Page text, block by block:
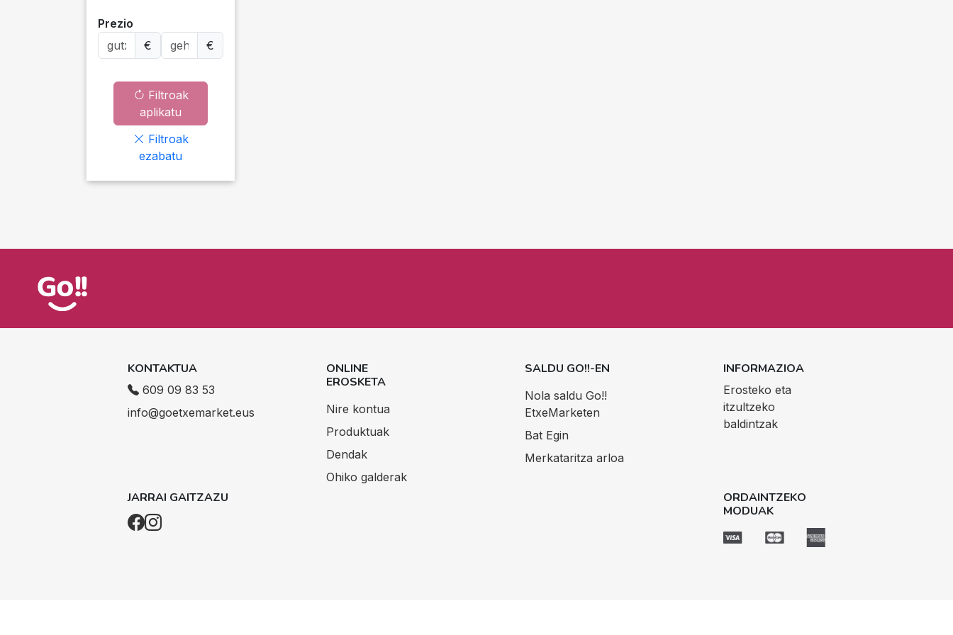
Prezio
€
€
Filtroak
aplikatu
Filtroak
ezabatu
KONTAKTUA
609 09 83 53
info@goetxemarket.eus
ONLINE
EROSKETA
Nire kontua
Produktuak
Dendak
Ohiko galderak
SALDU GO!!-EN
Nola saldu Go!!
EtxeMarketen
Bat Egin
Merkataritza arloa
INFORMAZIOA
Erosteko eta
itzultzeko
baldintzak
JARRAI GAITZAZU
ORDAINTZEKO
MODUAK